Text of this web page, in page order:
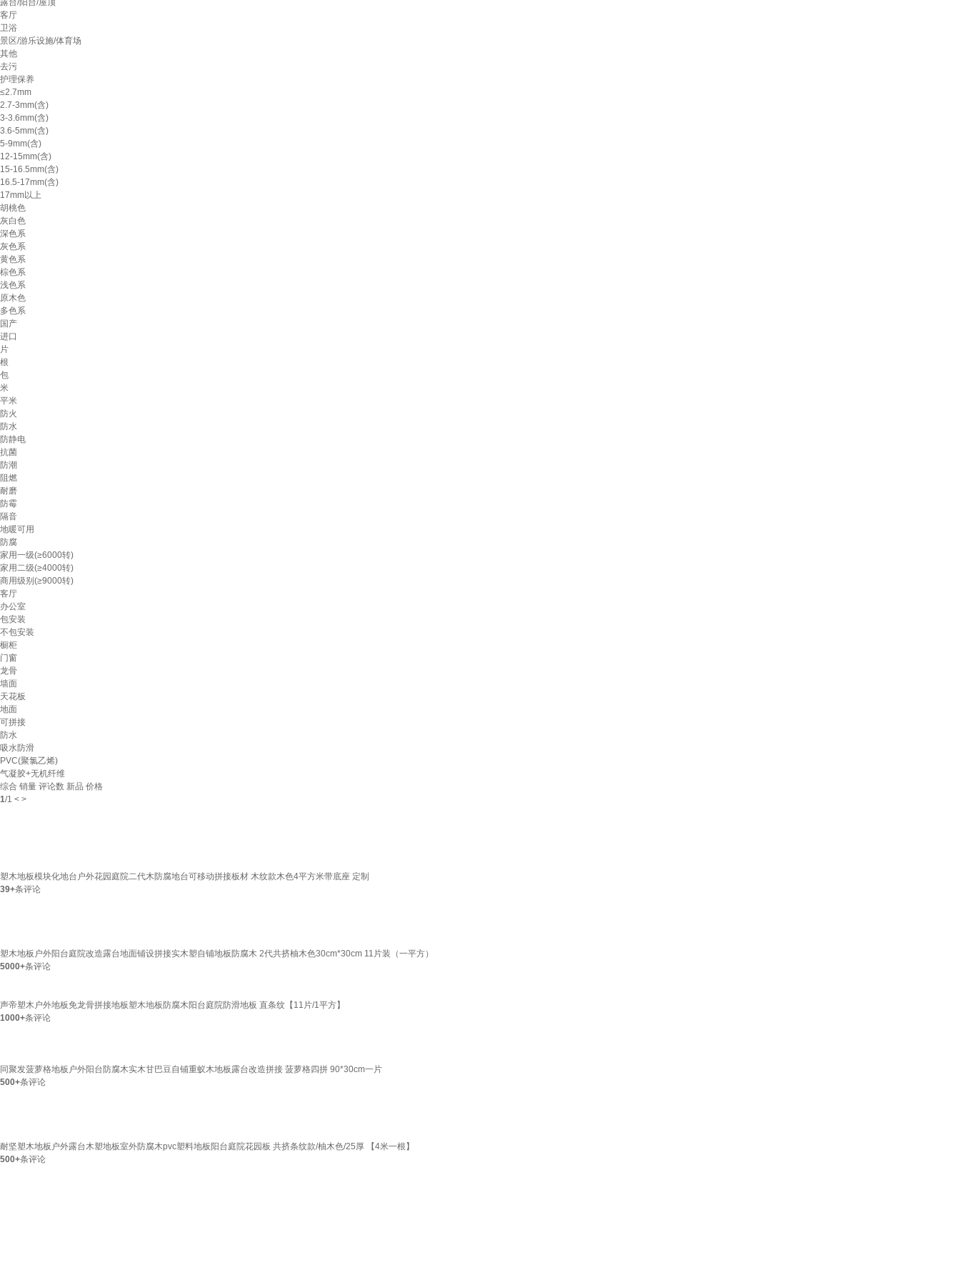
露台/阳台/屋顶
客厅
卫浴
景区/游乐设施/体育场
其他
去污
护理保养
≤2.7mm
2.7-3mm(含)
3-3.6mm(含)
3.6-5mm(含)
5-9mm(含)
12-15mm(含)
15-16.5mm(含)
16.5-17mm(含)
17mm以上
胡桃色
灰白色
深色系
灰色系
黄色系
棕色系
浅色系
原木色
多色系
国产
进口
片
根
包
米
平米
防火
防水
防静电
抗菌
防潮
阻燃
耐磨
防霉
隔音
地暖可用
防腐
家用一级(≥6000转)
家用二级(≥4000转)
商用级别(≥9000转)
客厅
办公室
包安装
不包安装
橱柜
门窗
龙骨
墙面
天花板
地面
可拼接
防水
吸水防滑
PVC(聚氯乙烯)
气凝胶+无机纤维
综合 销量 评论数 新品 价格
1/1 < >
塑木地板模块化地台户外花园庭院二代木防腐地台可移动拼接板材 木纹款木色4平方米带底座 定制
39+条评论
塑木地板户外阳台庭院改造露台地面铺设拼接实木塑自铺地板防腐木 2代共挤柚木色30cm*30cm 11片装（一平方）
5000+条评论
声帝塑木户外地板免龙骨拼接地板塑木地板防腐木阳台庭院防滑地板 直条纹【11片/1平方】
1000+条评论
同聚发菠萝格地板户外阳台防腐木实木甘巴豆自铺重蚁木地板露台改造拼接 菠萝格四拼 90*30cm一片
500+条评论
耐坚塑木地板户外露台木塑地板室外防腐木pvc塑料地板阳台庭院花园板 共挤条纹款/柚木色/25厚 【4米一根】
500+条评论